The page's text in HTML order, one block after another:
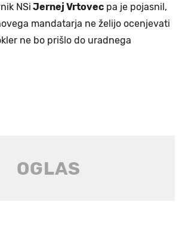
NSi Jernej Vrtovec pa je pojasnil,
mandatarja ne želijo ocenjevati
ne bo prišlo do uradnega